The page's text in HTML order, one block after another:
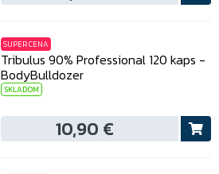
SUPER CENA
Tribulus 90% Professional 120 kaps -
BodyBulldozer
SKLADOM
10,90 €